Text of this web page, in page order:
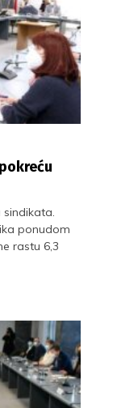
ponudom
rastu 6,3